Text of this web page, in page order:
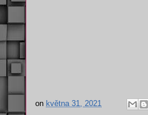
on května 31, 2021